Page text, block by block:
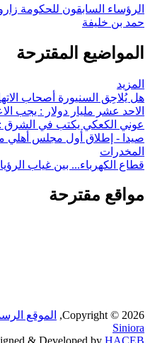
الرؤساء السابقون للحكومة
حمد بن خليفة
المواضيع المقترحة
المزيد
هل يُلاحِق السنيورة أصحاب
الاحد عشر مليار دولار : يجب
عوني الكعكي يكتب في الشرق :
صيدا - إطلاق أول مجلس أهلي
المخدرات
قطاع الكهرباء... بين غياب الرؤيا
مواقع مقترحة
Copyright © 2026,
Siniora